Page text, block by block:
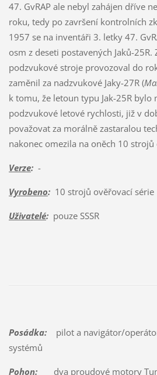
47. GvRAP ale nebyl zahájen dříve
roku, tedy po završení kontrolních
1957 se na inventáři 3. letky 47.
osm z deseti postavených Jaků-
podzvukové stroje provozoval do
zaměnil za nadzvukové Jaky-27R (
k tomu, že letoun typu Jak-25R bylo
podzvukové letové rychlosti, již v
považovat za morálně zastaralou
nakonec omezila na oněch 10 strojů
Verze:-
Vyrobeno:10 strojů ověřovací série
Uživatelé:pouze SSSR
Posádka:pilot a navigátor/
systémů
Pohon:dva proudové motory